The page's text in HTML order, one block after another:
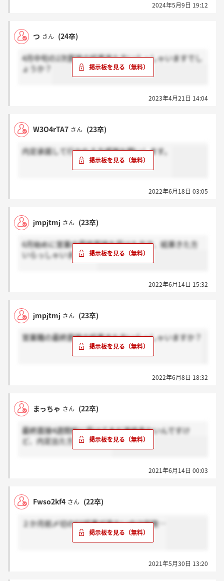
2024年5月9日 19:12
つ さん (24卒)
4月中旬の2次面接の結果来た方いらっしゃいますでし
ょうか？
2023年4月21日 14:04
W3O4rTA7 さん (23卒)
内定承諾して行かれる方感謝お願いします。
2022年6月18日 03:05
jmpjtmj さん (23卒)
6月始めに営業の最終面接を受けた方で、結果きた方
いらっしゃいますか？
2022年6月14日 15:32
jmpjtmj さん (23卒)
営業職の最終面接の結果きた方いらっしゃいますか？
2022年6月8日 18:32
まっちゃ さん (22卒)
最終面接4週間前に受けてまだ連絡来ないんですけ
ど、内定出た方いますか？
2021年6月14日 00:03
Fwso2kf4 さん (22卒)
２か月前〆切のES結果が来ないのは何故…
2021年5月30日 13:20